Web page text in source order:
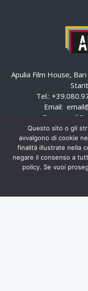
Apulia Film House,
Tel.:
Email:
Pec:
Questo sito o gli
avvalgono di cookie
finalità illustrate nella
negare il consenso a
policy. Se vuoi